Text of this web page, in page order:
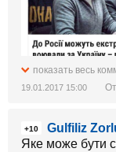
показать весь
19.01.2017 15:00
+10
Gulfiliz
Яке може бути